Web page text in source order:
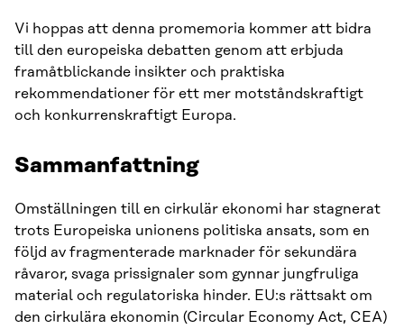
Vi hoppas att denna promemoria kommer att bidra
till den europeiska debatten genom att erbjuda
framåtblickande insikter och praktiska
rekommendationer för ett mer motståndskraftigt
och konkurrenskraftigt Europa.
Sammanfattning
Omställningen till en cirkulär ekonomi har stagnerat
trots Europeiska unionens politiska ansats, som en
följd av fragmenterade marknader för sekundära
råvaror, svaga prissignaler som gynnar jungfruliga
material och regulatoriska hinder. EU:s rättsakt om
den cirkulära ekonomin (Circular Economy Act, CEA)